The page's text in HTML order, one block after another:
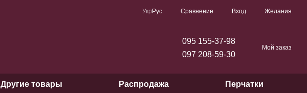
Укр Рус Сравнение Вход Желания
095 155-37-98
097 208-59-30
Мой заказ
Другие товары Распродажа Перчатки